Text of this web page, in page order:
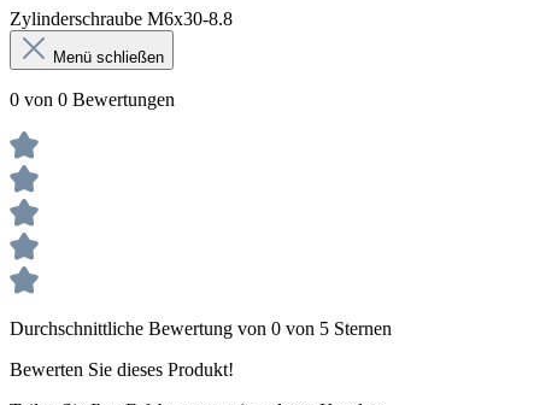
Zylinderschraube M6x30-8.8
Menü schließen
0 von 0 Bewertungen
Durchschnittliche Bewertung von 0 von 5 Sternen
Bewerten Sie dieses Produkt!